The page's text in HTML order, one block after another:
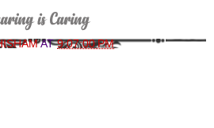
AT9:07:00 PM